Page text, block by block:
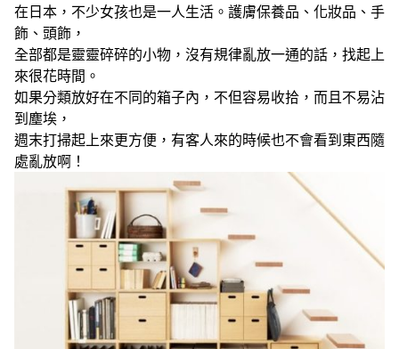
在日本，不少女孩也是一人生活。護膚保養品、化妝品、手
飾、頭飾，
全部都是靈靈碎碎的小物，沒有規律亂放一通的話，找起上
來很花時間。
如果分類放好在不同的箱子內，不但容易收拾，而且不易沾
到塵埃，
週末打掃起上來更方便，有客人來的時候也不會看到東西隨
處亂放啊！